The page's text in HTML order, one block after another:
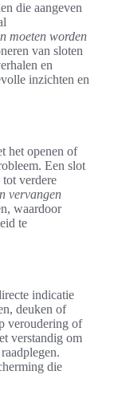
die aangeven
moeten worden
van sloten
en
inzichten en
het openen of
Een slot
verdere
vervangen
waardoor
te
indicatie
deuken of
veroudering of
verstandig om
die